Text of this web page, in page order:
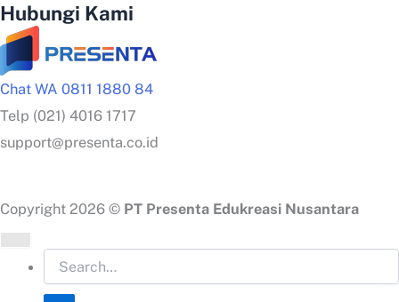
Hubungi Kami
Chat WA 0811 1880 84
Telp (021) 4016 1717
support@presenta.co.id
Copyright 2026 © PT Presenta Edukreasi Nusantara